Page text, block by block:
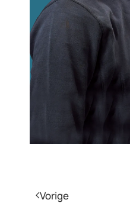
Vorige